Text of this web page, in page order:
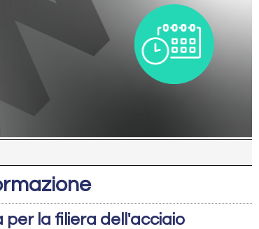
per la filiera dell'acciaio